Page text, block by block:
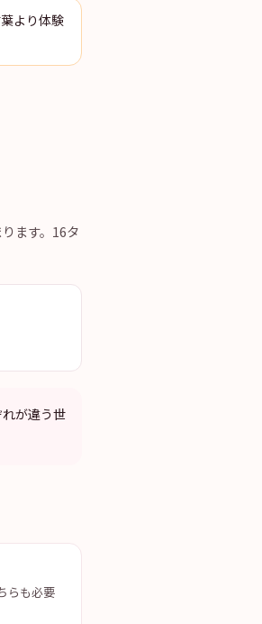
より体験
ます。16タ
が違う世
らも必要